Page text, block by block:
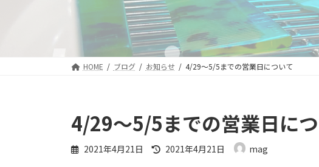
HOME ブログ お知らせ 4/29～5/5までの営業日について
4/29～5/5までの営業日に
2021年4月21日
最
2021年4月21日 mag